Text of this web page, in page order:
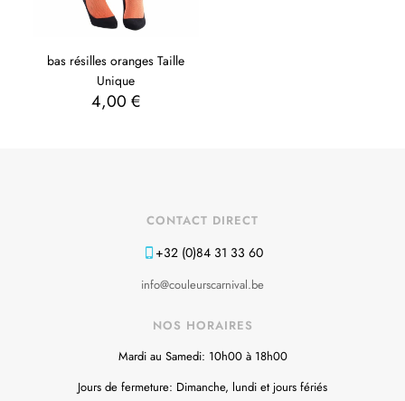
bas résilles oranges Taille
Unique
4,00€
CONTACT DIRECT
+32 (0)84 31 33 60
info@couleurscarnival.be
NOS HORAIRES
Mardi au Samedi: 10h00 à 18h00
Jours de fermeture: Dimanche, lundi et jours fériés